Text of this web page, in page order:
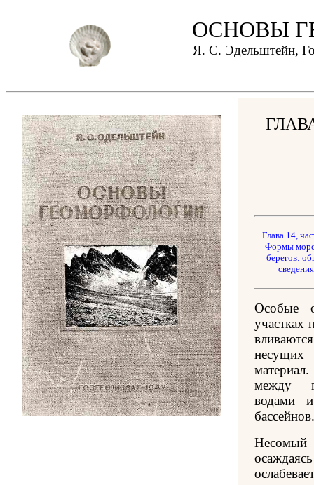
ОСНОВЫ
Я. С. Эдельштейн,
Глава 14,
Формы
берегов:
Особые
участках
между
водами
бассейнов.
Несомый